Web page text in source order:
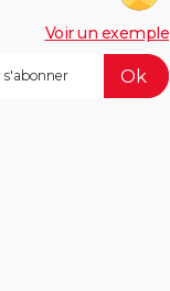
Voir un exemple